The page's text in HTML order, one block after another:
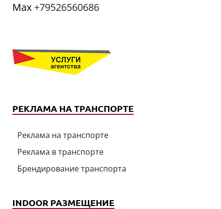
Мах +79526560686
РЕКЛАМА НА ТРАНСПОРТЕ
Реклама на транспорте
Реклама в транспорте
Брендирование транспорта
INDOOR РАЗМЕЩЕНИЕ